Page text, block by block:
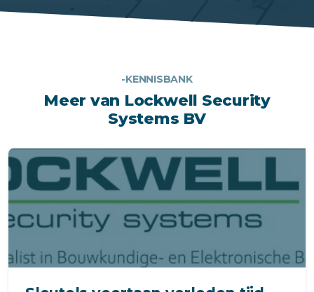
-KENNISBANK
Meer van Lockwell Security
Systems BV